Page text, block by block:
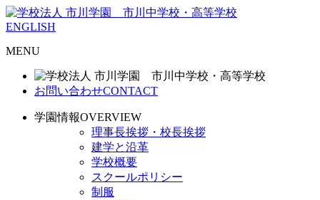
ENGLISH
MENU
お問い合わせCONTACT
学園情報OVERVIEW
理事長挨拶・校長挨拶
建学と沿革
学校概要
スクールポリシー
制服